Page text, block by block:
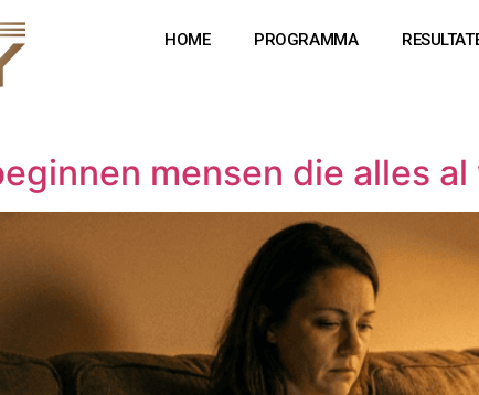
HOME PROGRAMMA
mensen die alles